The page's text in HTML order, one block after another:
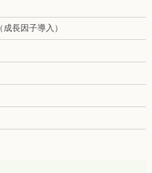
長因子導入）